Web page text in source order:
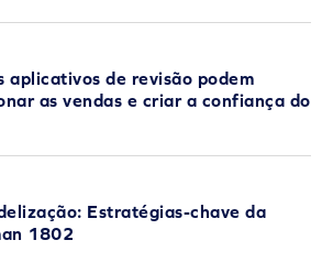
aplicativos de revisão podem
as vendas e criar a confiança do
Estratégias-chave da
1802